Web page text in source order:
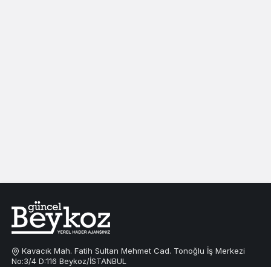
Kavacık Mah. Fatih Sultan Mehmet Cad. Tonoğlu İş Merkezi
No:3/4 D:116 Beykoz/İSTANBUL